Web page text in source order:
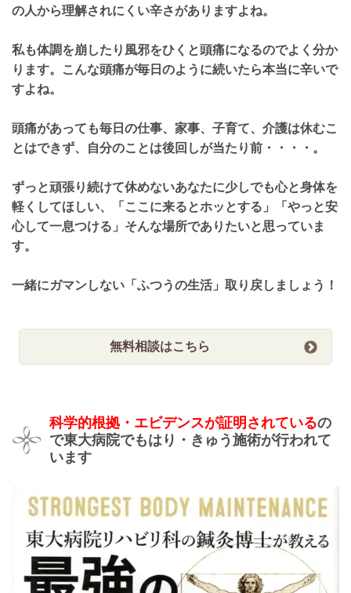
の人から理解されにくい辛さがありますよね。
私も体調を崩したり風邪をひくと頭痛になるのでよく分か
ります。こんな頭痛が毎日のように続いたら本当に辛いで
すよね。
頭痛があっても毎日の仕事、家事、子育て、介護は休むこ
とはできず、自分のことは後回しが当たり前・・・・。
ずっと頑張り続けて休めないあなたに少しでも心と身体を
軽くしてほしい、「ここに来るとホッとする」「やっと安
心して一息つける」そんな場所でありたいと思っていま
す。
一緒にガマンしない「ふつうの生活」取り戻しましょう！
無料相談はこちら
科学的根拠・エビデンスが証明されているの
で東大病院でもはり・きゅう施術が行われて
います